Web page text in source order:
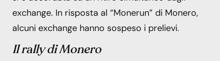
exchange. In risposta al “Monerun” di Monero,
alcuni exchange hanno sospeso i prelievi.
Il rally di Monero